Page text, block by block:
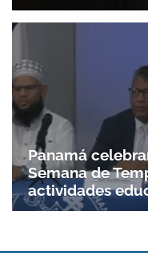
Panamá
Semana de
actividades